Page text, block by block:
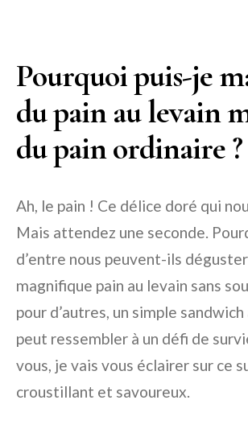
Pourquoi puis-je
du pain au levain
du pain ordinaire ?
Ah, le pain ! Ce délice doré qui
Mais attendez une seconde.
d’entre nous peuvent-ils
magnifique pain au levain sans
pour d’autres, un simple sandwich
peut ressembler à un défi de
vous, je vais vous éclairer sur ce
croustillant et savoureux.